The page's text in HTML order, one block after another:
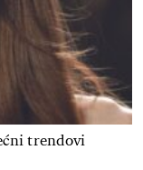
trendovi